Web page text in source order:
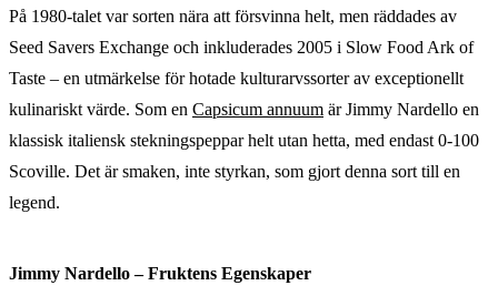
På 1980-talet var sorten nära att försvinna helt, men räddades av
Seed Savers Exchange och inkluderades 2005 i Slow Food Ark of
Taste – en utmärkelse för hotade kulturarvssorter av exceptionellt
kulinariskt värde. Som en Capsicum annuum är Jimmy Nardello en
klassisk italiensk stekningspeppar helt utan hetta, med endast 0-100
Scoville. Det är smaken, inte styrkan, som gjort denna sort till en
legend.
Jimmy Nardello – Fruktens Egenskaper